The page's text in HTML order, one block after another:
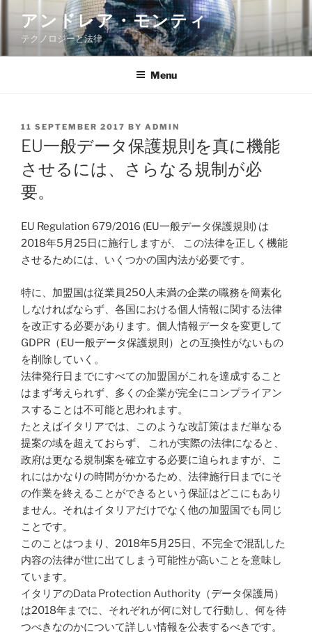
content
アンドレア・モンティ
テクノロジーと法律
Menu
POSTED
ON
11 SEPTEMBER 2017 BY ADMIN
EU一般データ保護規則を真に機能
させるには、さらなる規制が必
要。
EU Regulation 679/2016 (EU一般データ保護規則) は
2018年5月25日に施行しますが、 この法律を正しく機能
させるためには、いくつかの国内法が必要です。
特に、加盟国は従業員250人未満の企業の職務を簡素化
しなければならず、各国における個人情報に関する法律
を改正する必要があります。 個人情報データを変更して
GDPR（EU一般データ保護規則）との互換性がないもの
を削除していく。
法律発行日までにすべての加盟国がこれを達成すること
はまず考えられず、多くの企業が完全にコンプライアン
スすることは不可能と思われます。
たとえばイタリアでは、このような改訂策はまだ単なる
提案の域を超えておらず、 これが実際の法律になると、
政府は更なる規制案を確立する必要に迫られますが、こ
れにはかなりの時間がかかるため、法律施行日までにそ
の作業を終えることができるという保証はどこにもあり
ません。それはイタリアだけでなく他の加盟国でも同じ
ことです。
このことはつまり、2018年5月25日、不完全で混乱した
内容の法律が世に出てしまう可能性が高いことを意味し
ています。
イタリアのData Protection Authority（データ保護局）
は2018年までに、それぞれが何に対して行動し、何を待
つべきなのかについて詳しい情報を公表するべきです。